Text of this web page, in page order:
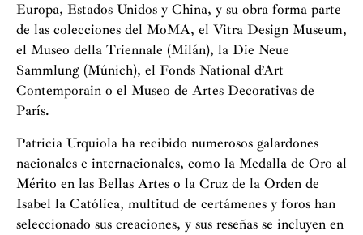
Europa, Estados Unidos y China, y su obra forma parte
de las colecciones del MoMA, el Vitra Design Museum,
el Museo della Triennale (Milán), la Die Neue
Sammlung (Múnich), el Fonds National d’Art
Contemporain o el Museo de Artes Decorativas de
París.
Patricia Urquiola ha recibido numerosos galardones
nacionales e internacionales, como la Medalla de Oro al
Mérito en las Bellas Artes o la Cruz de la Orden de
Isabel la Católica, multitud de certámenes y foros han
seleccionado sus creaciones, y sus reseñas se incluyen en